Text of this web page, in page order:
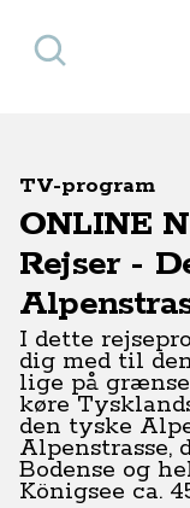
Søg
TV-program
ONLINE
Rejser -
I dette
dig med til
lige på
køre
den tyske
Alpenstrasse,
Bodense og
Königsee ca.